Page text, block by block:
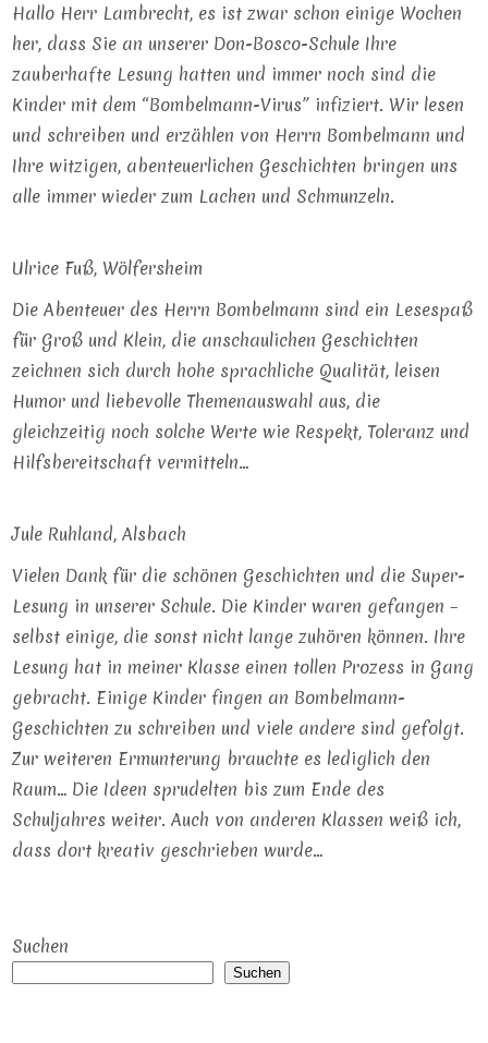
Hallo Herr Lambrecht, es ist zwar schon einige Wochen
her, dass Sie an unserer Don-Bosco-Schule Ihre
zauberhafte Lesung hatten und immer noch sind die
Kinder mit dem “Bombelmann-Virus” infiziert. Wir lesen
und schreiben und erzählen von Herrn Bombelmann und
Ihre witzigen, abenteuerlichen Geschichten bringen uns
alle immer wieder zum Lachen und Schmunzeln.
Ulrice Fuß, Wölfersheim
Die Abenteuer des Herrn Bombelmann sind ein Lesespaß
für Groß und Klein, die anschaulichen Geschichten
zeichnen sich durch hohe sprachliche Qualität, leisen
Humor und liebevolle Themenauswahl aus, die
gleichzeitig noch solche Werte wie Respekt, Toleranz und
Hilfsbereitschaft vermitteln…
Jule Ruhland, Alsbach
Vielen Dank für die schönen Geschichten und die Super-
Lesung in unserer Schule. Die Kinder waren gefangen –
selbst einige, die sonst nicht lange zuhören können. Ihre
Lesung hat in meiner Klasse einen tollen Prozess in Gang
gebracht. Einige Kinder fingen an Bombelmann-
Geschichten zu schreiben und viele andere sind gefolgt.
Zur weiteren Ermunterung brauchte es lediglich den
Raum… Die Ideen sprudelten bis zum Ende des
Schuljahres weiter. Auch von anderen Klassen weiß ich,
dass dort kreativ geschrieben wurde…
Suchen
Suchen